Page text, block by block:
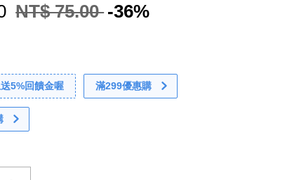
NT$ 75.00 -36%
5%回饋金喔 滿299優惠購